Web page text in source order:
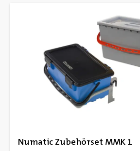
Numatic Zubehörset MMK 1